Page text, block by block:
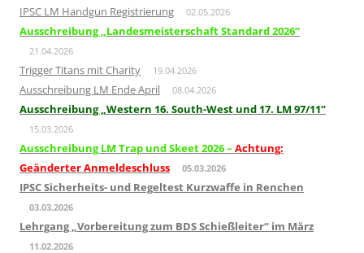
IPSC LM Handgun Registrierung 02.05.2026
Ausschreibung „Landesmeisterschaft Standard 2026“
21.04.2026
Trigger Titans mit Charity 19.04.2026
Ausschreibung LM Ende April 08.04.2026
Ausschreibung „Western 16. South-West und 17. LM 97/11“
15.03.2026
Ausschreibung LM Trap und Skeet 2026 – Achtung:
Geänderter Anmeldeschluss
05.03.2026
IPSC Sicherheits- und Regeltest Kurzwaffe in Renchen
03.03.2026
Lehrgang „Vorbereitung zum BDS Schießleiter“ im März
11.02.2026